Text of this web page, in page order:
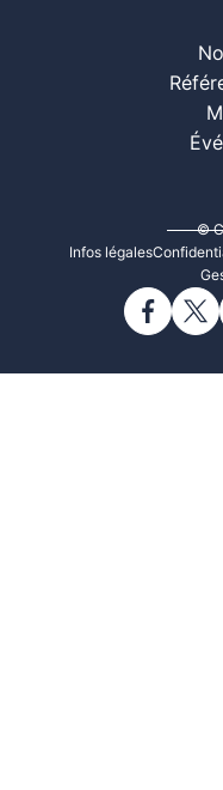
©
Infos légales